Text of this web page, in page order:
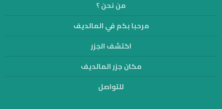
من نحن ؟
مرحبا بكم في المالديف
اكتشف الجزر
مكان جزر المالديف
للتواصل